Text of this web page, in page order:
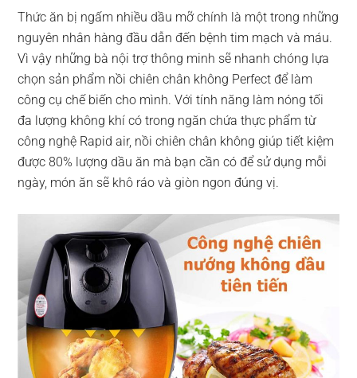
Thức ăn bị ngấm nhiều dầu mỡ chính là một trong những
nguyên nhân hàng đầu dẫn đến bệnh tim mạch và máu.
Vì vậy những bà nội trợ thông minh sẽ nhanh chóng lựa
chọn sản phẩm nồi chiên chân không Perfect để làm
công cụ chế biến cho mình. Với tính năng làm nóng tối
đa lượng không khí có trong ngăn chứa thực phẩm từ
công nghệ Rapid air, nồi chiên chân không giúp tiết kiệm
được 80% lượng dầu ăn mà bạn cần có để sử dụng mỗi
ngày, món ăn sẽ khô ráo và giòn ngon đúng vị.